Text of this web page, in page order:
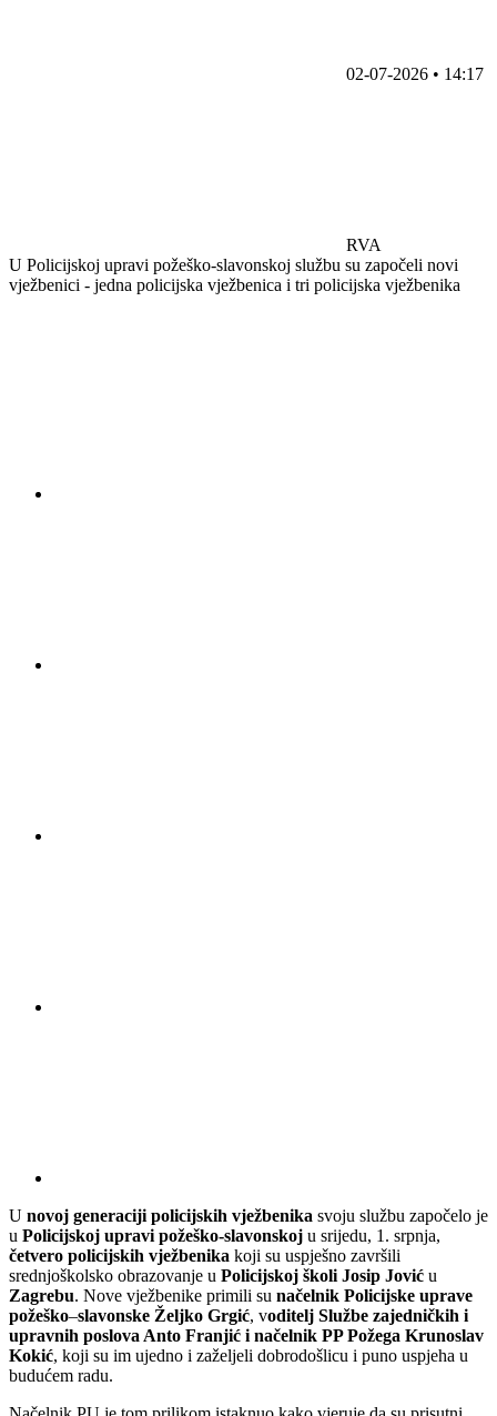
02-07-2026 • 14:17
RVA
U Policijskoj upravi požeško-slavonskoj službu su započeli novi
vježbenici - jedna policijska vježbenica i tri policijska vježbenika
U novoj generaciji policijskih vježbenika svoju službu započelo je
u Policijskoj upravi požeško-slavonskoj u srijedu, 1. srpnja,
četvero policijskih vježbenika koji su uspješno završili
srednjoškolsko obrazovanje u Policijskoj školi Josip Jović u
Zagrebu. Nove vježbenike primili su načelnik Policijske uprave
požeško–slavonske Željko Grgić, voditelj Službe zajedničkih i
upravnih poslova Anto Franjić i načelnik PP Požega Krunoslav
Kokić, koji su im ujedno i zaželjeli dobrodošlicu i puno uspjeha u
budućem radu.